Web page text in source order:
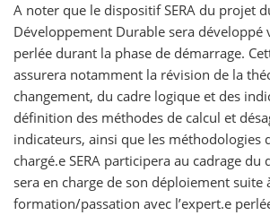
A noter que le dispositif SERA du projet
Développement Durable sera développé
perlée durant la phase de démarrage.
assurera notamment la révision de la
changement, du cadre logique et des
définition des méthodes de calcul et
indicateurs, ainsi que les méthodologies
chargé.e SERA participera au cadrage du
sera en charge de son déploiement suite
formation/passation avec l’expert.e